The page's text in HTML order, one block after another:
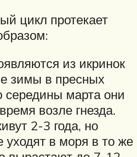
цикл протекает
из икринок
зимы в пресных
середины марта они
возле гнезда.
2-3 года, но
уходят в моря в то же